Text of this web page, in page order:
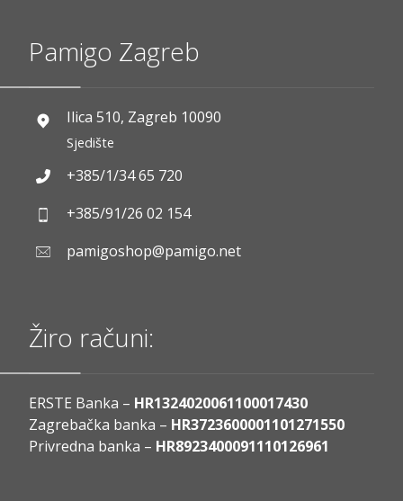
Pamigo Zagreb
Ilica 510, Zagreb 10090
Sjedište
+385/1/34 65 720
+385/91/26 02 154
pamigoshop@pamigo.net
Žiro računi:
ERSTE Banka – HR1324020061100017430
Zagrebačka banka – HR3723600001101271550
Privredna banka – HR8923400091110126961